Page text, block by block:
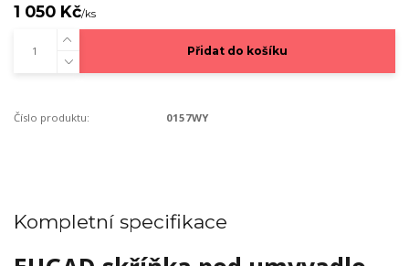
1 050 Kč/ks
Přidat do košíku
Číslo produktu: 0157WY
Kompletní specifikace